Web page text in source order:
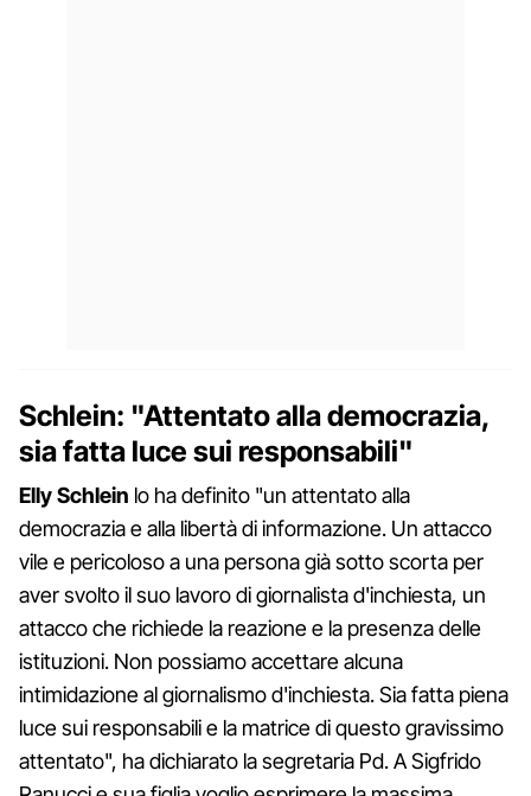
Schlein: "Attentato alla democrazia,
sia fatta luce sui responsabili"
Elly Schlein lo ha definito "un attentato alla
democrazia e alla libertà di informazione. Un attacco
vile e pericoloso a una persona già sotto scorta per
aver svolto il suo lavoro di giornalista d'inchiesta, un
attacco che richiede la reazione e la presenza delle
istituzioni. Non possiamo accettare alcuna
intimidazione al giornalismo d'inchiesta. Sia fatta piena
luce sui responsabili e la matrice di questo gravissimo
attentato", ha dichiarato la segretaria Pd. A Sigfrido